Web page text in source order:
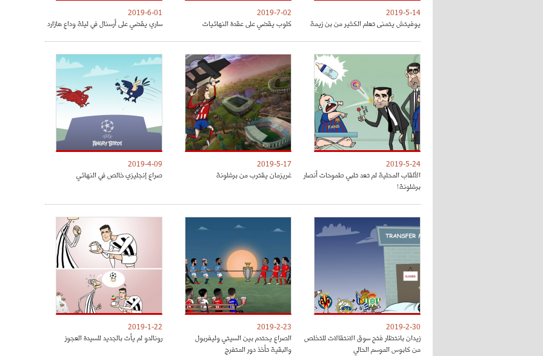
2019-5-14
يوفيتش يتمنى تعلم الكثير من بن زيمة
2019-7-02
كلوب يقضي على عقدة النهائيات
2019-6-01
ساري يقضي على أرسنال في ليلة وداع هازارد
2019-5-24
الألقاب المحلية لم تعد تلبي طموحات أنصار
برشلونة!
2019-5-17
غريزمان يقترب من برشلونة
2019-4-09
صراع إنجليزي خالص في النهائي
2019-2-30
زيدان بانتظار فتح سوق الانتقالات للتخلص
من كابوس الموسم الحالي
2019-2-23
الصراع يحتدم بين السيتي وليفربول
والبقية تأخذ دور المتفرج
2019-1-22
رونالدو لم يأت بالجديد للسيدة العجوز